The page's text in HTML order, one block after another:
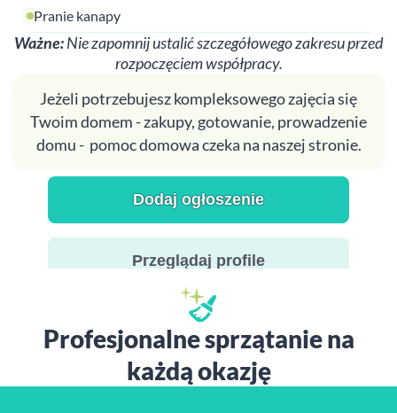
Pranie kanapy
Ważne:Nie zapomnij ustalić szczegółowego zakresu przed
rozpoczęciem współpracy.
Jeżeli potrzebujesz kompleksowego zajęcia się
Twoim domem - zakupy, gotowanie, prowadzenie
domu - pomoc domowa czeka na naszej stronie.
Dodaj ogłoszenie
Przeglądaj profile
Profesjonalne sprzątanie na
każdą okazję